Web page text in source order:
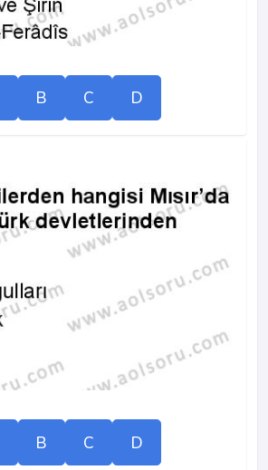
B C D
B C D